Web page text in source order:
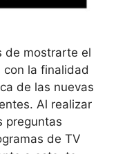
de mostrarte el
la finalidad
de las nuevas
Al realizar
preguntas
de TV